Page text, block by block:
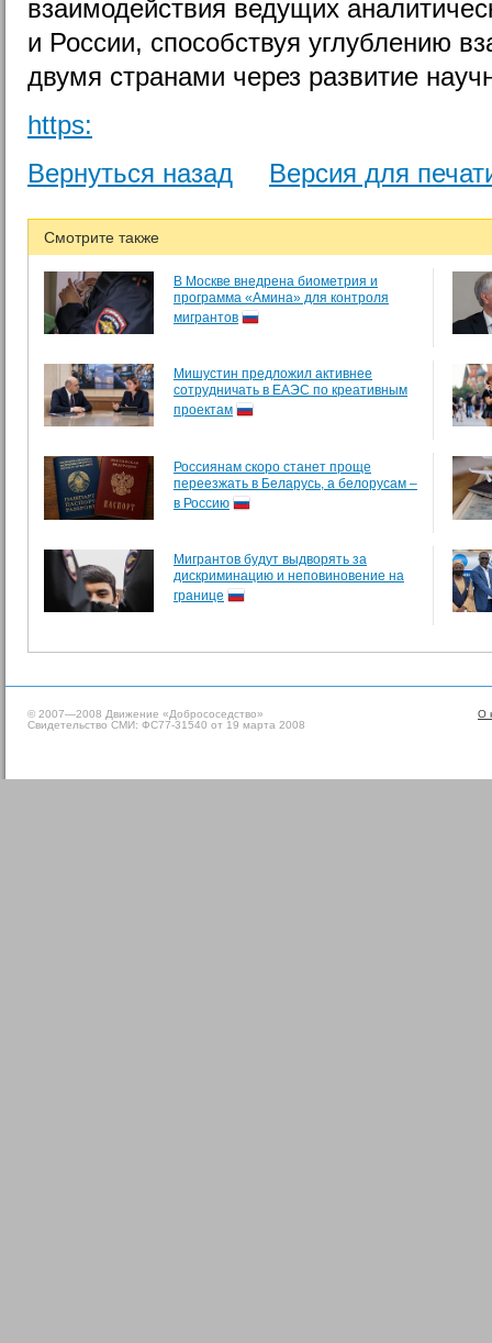
взаимодействия ведущих
и России, способствуя углублению
двумя странами через развитие
https:
Вернуться назад
Версия для
Смотрите также
В Москве внедрена биометрия и
программа «Амина» для контроля
мигрантов
Мишустин предложил активнее
сотрудничать в ЕАЭС по креативным
проектам
Россиянам скоро станет проще
переезжать в Беларусь, а белорусам –
в Россию
Мигрантов будут выдворять за
дискриминацию и неповиновение на
границе
О
© 2007—2008 Движение «Добрососедство»
Свидетельство СМИ: ФС77-31540 от 19 марта 2008